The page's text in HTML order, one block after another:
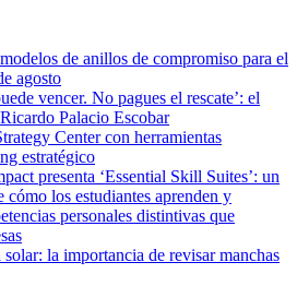
de anillos de compromiso para el
agosto
vencer. No pagues el rescate’: el
Palacio Escobar
Center con herramientas
estratégico
presenta ‘Essential Skill Suites’: un
cómo los estudiantes aprenden y
personales distintivas que
la importancia de revisar manchas